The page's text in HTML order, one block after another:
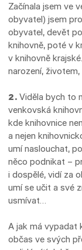
Začínala jsem ve
obyvatel) jsem
obyvatel, devět
knihovně, poté v
v knihovně
narození,
2. Viděla bych to
venkovská
kde knihovnice
a nejen
umí naslouchat,
něco podnikat –
i dospělé, vidí za
umí se učit a své
usmívat…
A jak má vypadat
občas ve svých